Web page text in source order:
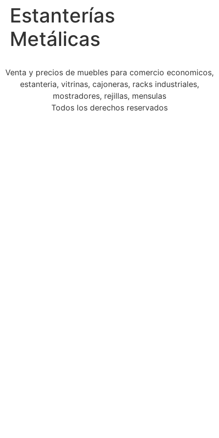
Estanterías
Metálicas
Venta y precios de muebles para comercio economicos,
estanteria, vitrinas, cajoneras, racks industriales,
mostradores, rejillas, mensulas
Todos los derechos reservados